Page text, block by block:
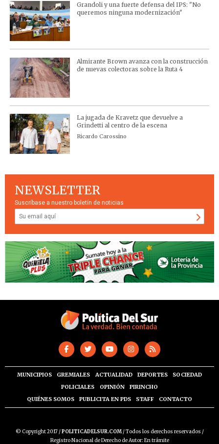
Grandoli y una fuerte defensa del IPS: "No
queremos ninguna modernización"
Almirante Brown avanza con la construcción
de nuevas colectoras sobre la Ruta 4
La jugada de Kravetz que devuelve a
Grindetti al centro de la escena
Ricardo Carossino
NEWSLETTER
Suscríbase a nuestro boletín de noticias
MUNICIPIOS GREMIALES ACTUALIDAD DEPORTES
SOCIEDAD
POLICIALES
OPINIÓN
PIRINCHO
QUIÉNES SOMOS
PUBLICITA EN PDS STAFF CONTACTO
© Copyright 2017 /POLITICADELSUR.COM/ Todos los derechos reservados /
Registro Nacional de Derecho de Autor: En trámite